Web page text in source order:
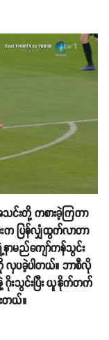
င်းတို့ ကစားခဲ့ကြတာ
က ပြန်လျှံထွက်လာတာ
ာမည်ကျော်ကန်သွင်း
လှပခဲ့ပါတယ်။ ဘာစီလို
ဂိုးသွင်းပြီး ယူနိုက်တက်
တယ်။